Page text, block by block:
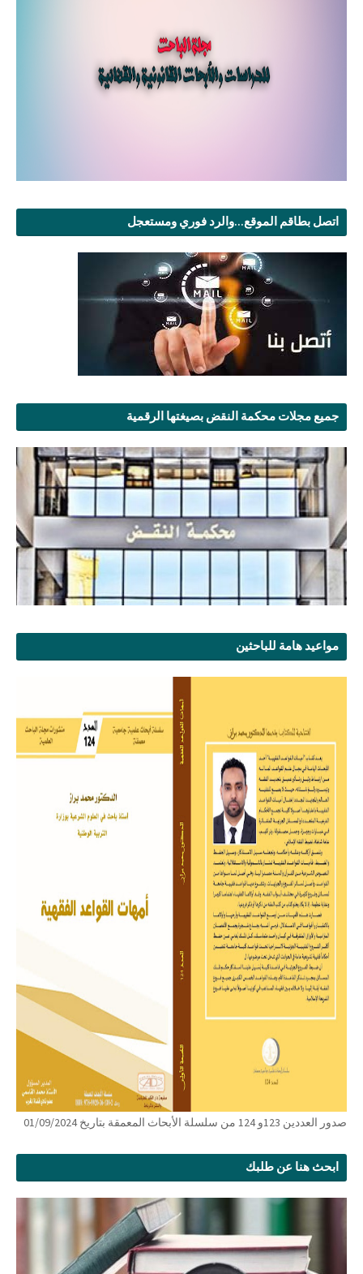
اتصل بطاقم الموقع...والرد فوري ومستعجل
جميع مجلات محكمة النقض بصيغتها الرقمية
مواعيد هامة للباحثين
صدور العددين 123و 124 من سلسلة الأبحاث المعمقة بتاريخ 01/09/2024
ابحث هنا عن طلبك